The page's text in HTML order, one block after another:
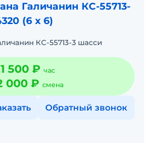
Галичанин КС-55713-
(6 х 6)
КС-55713-3 шасси
1 500 ₽ час
000 ₽ смена
Обратный звонок